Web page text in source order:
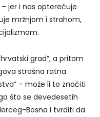
jer i nas opterećuje
mržnjom i strahom,
grad”, a pritom
strašna ratna
– može li to značiti
što se devedesetih
Bosna i tvrditi da